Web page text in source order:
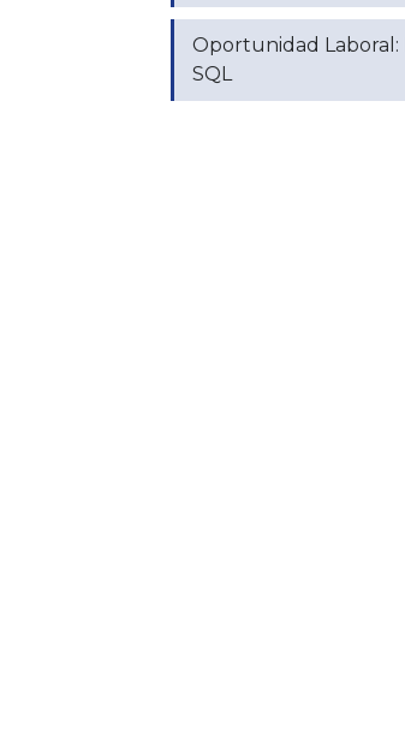
Oportunidad
SQL